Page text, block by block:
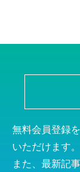
無料会員登録
いただけます。
また、最新記